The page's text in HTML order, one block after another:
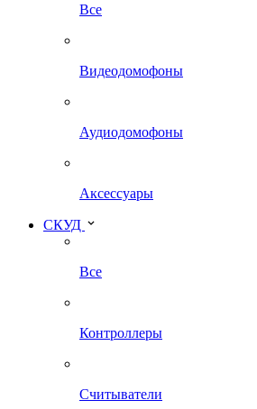
Все
Видеодомофоны
Аудиодомофоны
Аксессуары
СКУД
Все
Контроллеры
Считыватели